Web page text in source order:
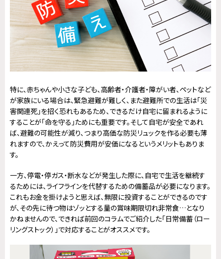
特に、赤ちゃんや小さな子ども、高齢者・介護者・障がい者、ペットなど
が家族にいる場合は、緊急避難が難しく、また避難所での生活は「災
害関連死」を招く恐れもあるため、できるだけ自宅に留まれるように
することが「命を守る」ためにも重要です。そして自宅が安全であれ
ば、避難の可能性が減り、つまり高価な防災リュックを作る必要も薄
れますので、かえって防災費用が安価になるというメリットもありま
す。
一方、停電・停ガス・断水などが発生した際に、自宅で生活を継続す
るためには、ライフラインを代替するための備蓄品が必要になります。
これもお金を掛けようと思えば、無限に投資することができるのです
が、その先に待つ物はゾッとする量の賞味期限切れ非常食…となり
かねませんので、できれば前回のコラムでご紹介した「日常備蓄（ロー
リングストック）」で対応することがオススメです。